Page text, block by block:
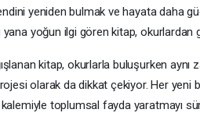
yeniden bulmak ve hayata daha
yana yoğun ilgi gören kitap, okurlardan
kitap, okurlarla buluşurken
olarak da dikkat çekiyor. Her yeni
toplumsal fayda yaratmayı